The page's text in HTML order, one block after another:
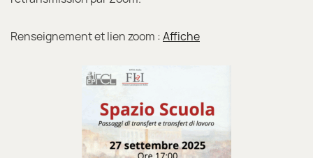
Renseignement et lien zoom : Affiche